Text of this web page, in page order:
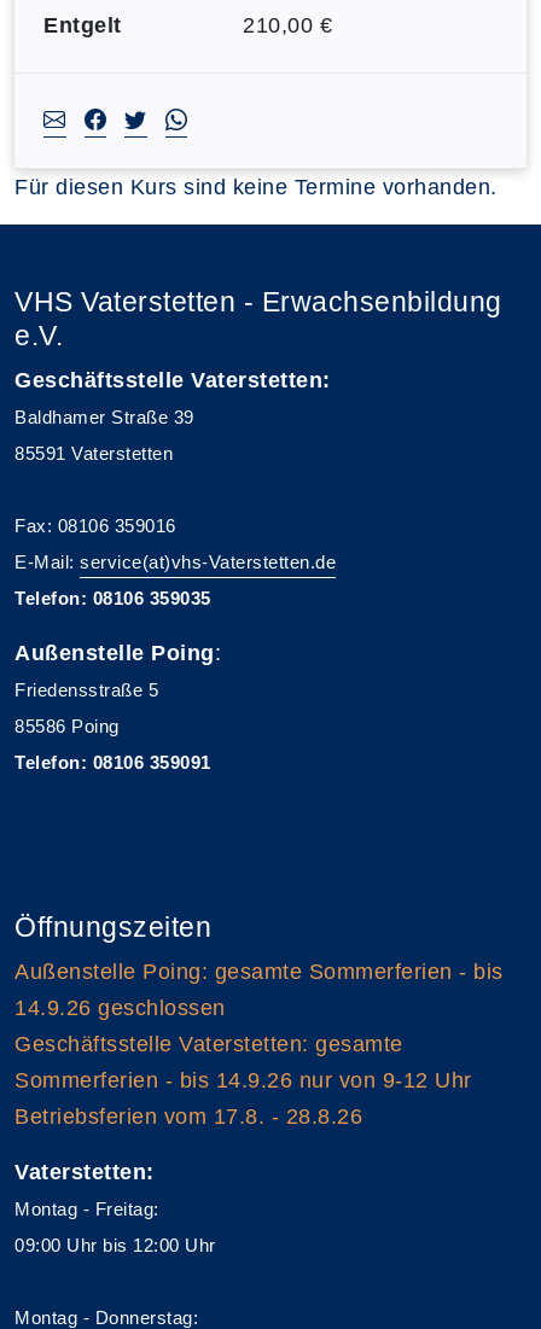
Entgelt 210,00 €
Für diesen Kurs sind keine Termine vorhanden.
VHS Vaterstetten - Erwachsenbildung
e.V.
Geschäftsstelle Vaterstetten:
Baldhamer Straße 39
85591 Vaterstetten
Fax: 08106 359016
E-Mail: service(at)vhs-Vaterstetten.de
Telefon: 08106 359035
Außenstelle Poing:
Friedensstraße 5
85586 Poing
Telefon: 08106 359091
Öffnungszeiten
Außenstelle Poing: gesamte Sommerferien - bis
14.9.26 geschlossen
Geschäftsstelle Vaterstetten: gesamte
Sommerferien - bis 14.9.26 nur von 9-12 Uhr
Betriebsferien vom 17.8. - 28.8.26
Vaterstetten:
Montag - Freitag:
09:00 Uhr bis 12:00 Uhr
Montag - Donnerstag: